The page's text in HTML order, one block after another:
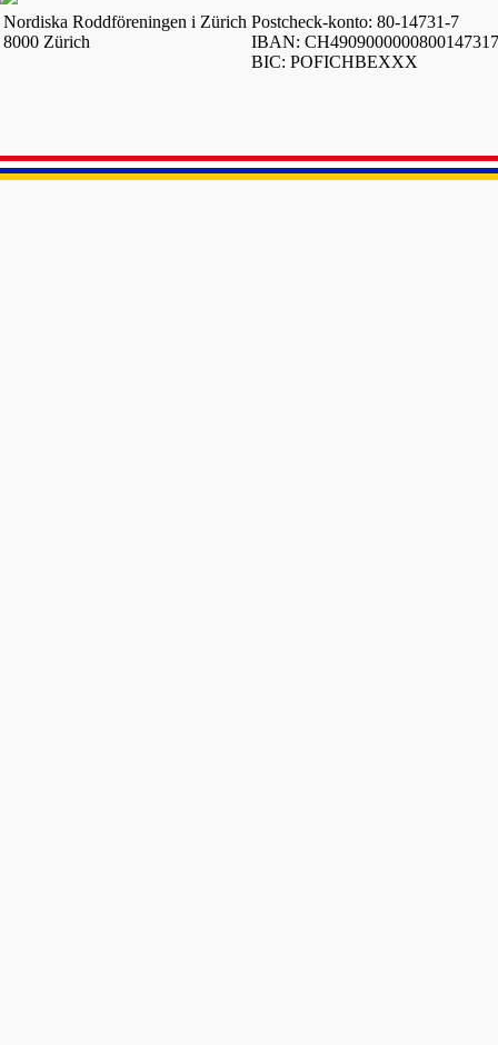
Nordiska Roddföreningen i Zürich
8000 Zürich
Postcheck-konto: 80-14731-7
IBAN: CH4909000000800147317
BIC: POFICHBEXXX